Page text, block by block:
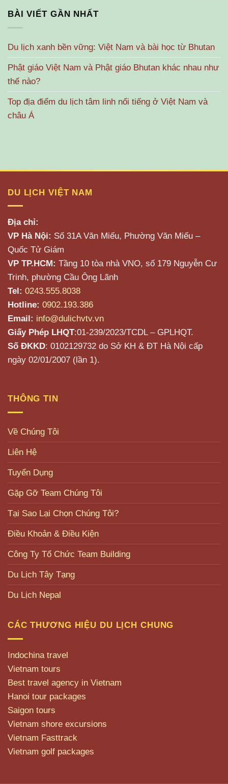
BÀI VIẾT GẦN NHẤT
Du lịch xanh bền vững: Việt Nam và bài học từ Bhutan
Phật giáo Việt Nam và Phật giáo Bhutan khác nhau như
thế nào?
Top địa điểm du lịch tâm linh nổi tiếng ở Việt Nam và
châu Á
DU LỊCH VIỆT NAM
Địa chỉ:
VP Hà Nội: Số 31A Văn Miếu, Phường Văn Miếu –
Quốc Tử Giám
VP TP.HCM: Tầng 10 tòa nhà VNO, số 179 Nguyễn Cư
Trinh, phường Cầu Ông Lãnh
Tel: 0243.555.8038
Hotline: 0902.193.386
Email: info@dulichvtv.vn
Giấy Phép LHQT:01-239/2023/TCDL – GPLHQT.
Số ĐKKD: 0102129732 do Sở KH & ĐT Hà Nội cấp
ngày 02/01/2007 (lần 1).
THÔNG TIN
Về Chúng Tôi
Liên Hệ
Tuyển Dụng
Gặp Gỡ Team Chúng Tôi
Tại Sao Lại Chọn Chúng Tôi?
Điều Khoản & Điều Kiện
Công Ty Tổ Chức Team Building
Du Lịch Tây Tạng
Du Lịch Nepal
CÁC THƯƠNG HIỆU DU LỊCH CHUNG
Indochina travel
Vietnam tours
Best travel agency in Vietnam
Hanoi tour packages
Saigon tours
Vietnam shore excursions
Vietnam Fasttrack
Vietnam golf packages